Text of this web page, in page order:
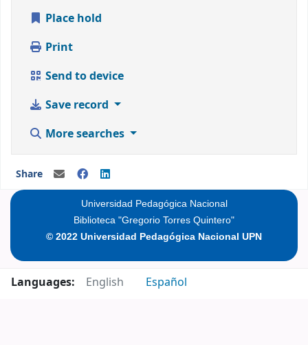
Place hold
Print
Send to device
Save record
More searches
Share
Universidad Pedagógica Nacional
Biblioteca "Gregorio Torres Quintero"
© 2022 Universidad Pedagógica Nacional UPN
Languages: English Español